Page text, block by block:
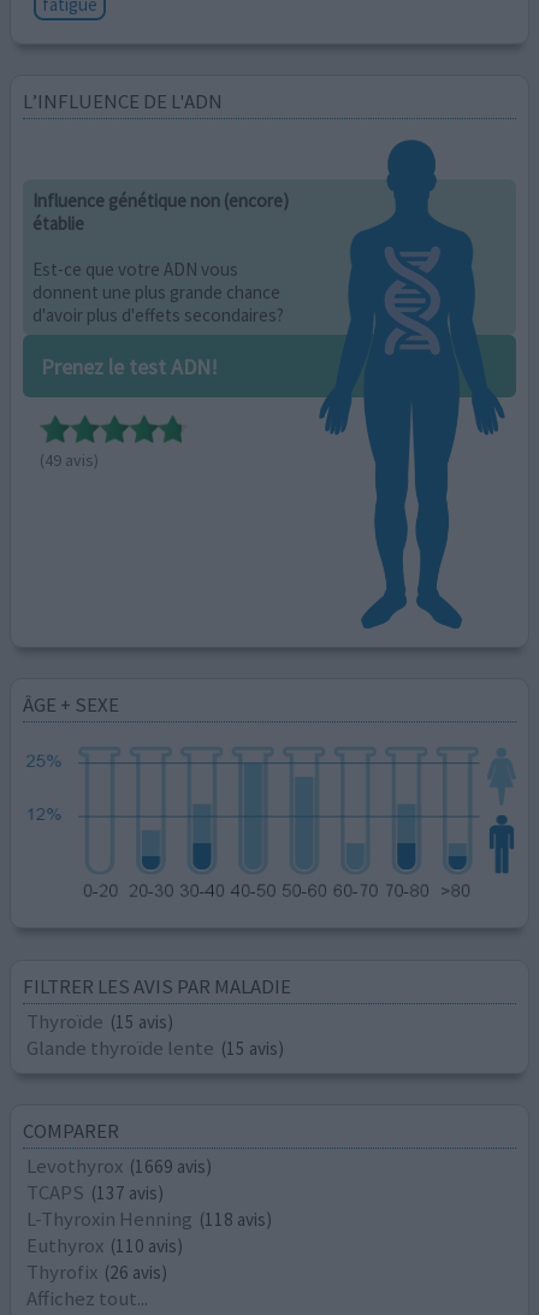
L’INFLUENCE DE L'ADN
Influence génétique non (encore)
établie
Est-ce que votre ADN vous
donnent une plus grande chance
d'avoir plus d'effets secondaires?
Prenez le test ADN!
(49 avis)
ÂGE + SEXE
FILTRER LES AVIS PAR MALADIE
Thyroïde (15 avis)
Glande thyroïde lente (15 avis)
COMPARER
Levothyrox (1669 avis)
TCAPS (137 avis)
L-Thyroxin Henning (118 avis)
Euthyrox (110 avis)
Thyrofix (26 avis)
Affichez tout...